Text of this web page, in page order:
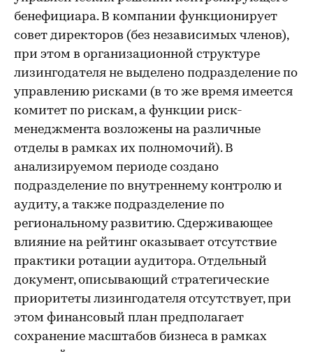
бенефициара. В компании функционирует
совет директоров (без независимых членов),
при этом в организационной структуре
лизингодателя не выделено подразделение по
управлению рисками (в то же время имеется
комитет по рискам, а функции риск-
менеджмента возложены на различные
отделы в рамках их полномочий). В
анализируемом периоде создано
подразделение по внутреннему контролю и
аудиту, а также подразделение по
региональному развитию. Сдерживающее
влияние на рейтинг оказывает отсутствие
практики ротации аудитора. Отдельный
документ, описывающий стратегические
приоритеты лизингодателя отсутствует, при
этом финансовый план предполагает
сохранение масштабов бизнеса в рамках